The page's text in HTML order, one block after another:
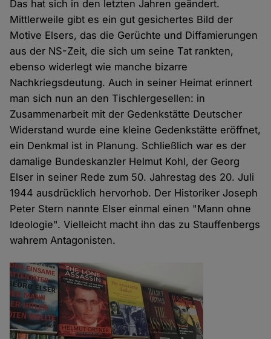
Das hat sich in den letzten Jahren geändert.
Mittlerweile gibt es ein gut gesichertes Bild der
Motive Elsers, das die Gerüchte und Diffamierungen
aus der NS-Zeit, die sich um seine Tat rankten,
ebenso widerlegt wie manche bizarre
Nachkriegsdeutung. Auch in seiner Heimat erinnert
man sich nun an den Tischlergesellen: in
Zusammenarbeit mit der Gedenkstätte Deutscher
Widerstand wurde eine kleine Gedenkstätte eröffnet,
ein Denkmal ist in Planung. Schließlich war es der
damalige Bundeskanzler Helmut Kohl, der Georg
Elser in seiner Rede zum 50. Jahrestag des 20. Juli
1944 ausdrücklich hervorhob. Der Historiker Joseph
Peter Stern nannte Elser einmal einen "Mann ohne
Ideologie". Vielleicht macht ihn das zu Stauffenbergs
wahrem Antagonisten.